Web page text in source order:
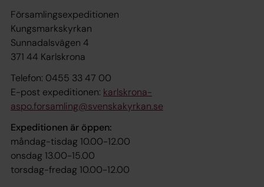
Församlingsexpeditionen
Kungsmarkskyrkan
Sunnadalsvägen 4
371 44 Karlskrona
Telefon: 0455 33 47 00
E-post expeditionen: karlskrona-
aspo.forsamling@svenskakyrkan.se
Expeditionen är öppen:
måndag-tisdag 10.00-12.00
onsdag 13.00-15.00
torsdag-fredag 10.00-12.00